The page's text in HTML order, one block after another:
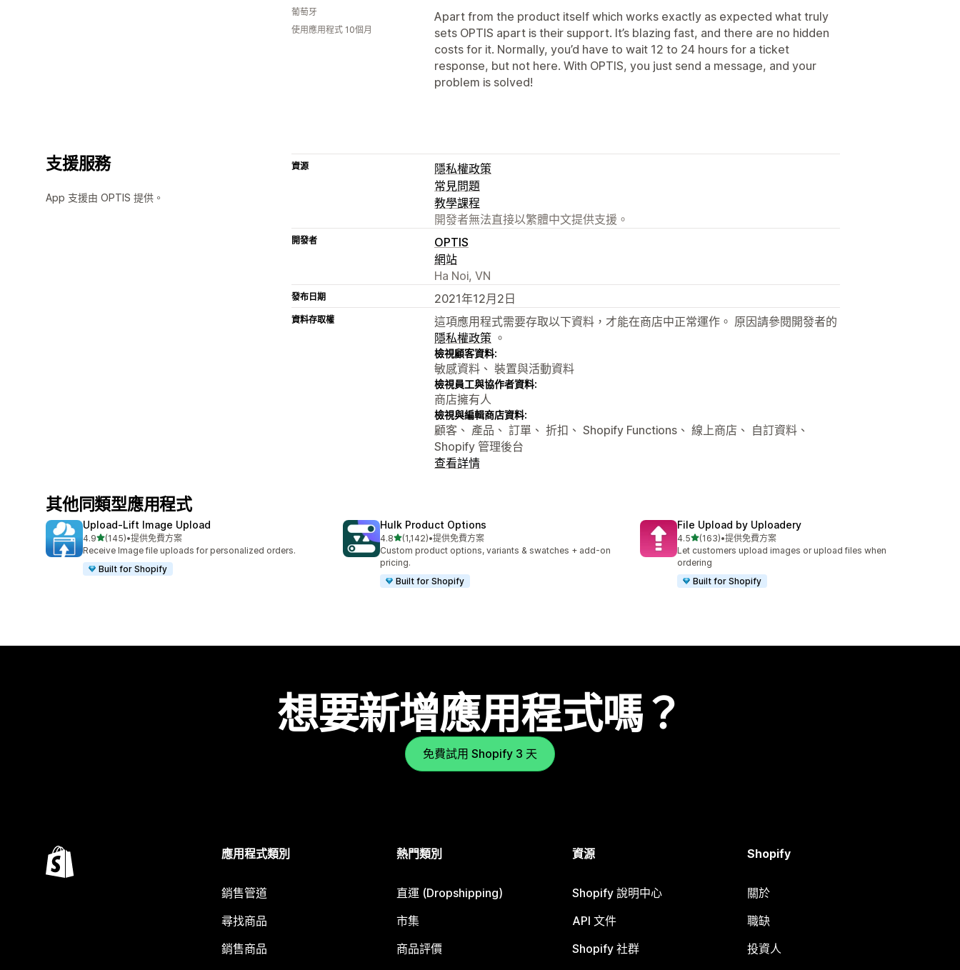
Apart from the product itself which works exactly as expected what truly
sets OPTIS apart is their support. It’s blazing fast, and there are no hidden
costs for it. Normally, you’d have to wait 12 to 24 hours for a ticket
response, but not here. With OPTIS, you just send a message, and your
problem is solved!
葡萄牙
使用應用程式 10個月
支援服務
App 支援由 OPTIS 提供。
資源
隱私權政策
常見問題
教學課程
開發者無法直接以繁體中文提供支援。
開發者
OPTIS
網站
Ha Noi, VN
發布日期 2021年12月2日
資料存取權
這項應用程式需要存取以下資料，才能在商店中正常運作。 原因請參閱開發者的
隱私權政策 。
檢視顧客資料:
敏感資料、 裝置與活動資料
檢視員工與協作者資料:
商店擁有人
檢視與編輯商店資料:
顧客、 產品、 訂單、 折扣、 Shopify Functions、 線上商店、 自訂資料、
Shopify 管理後台
查看詳情
其他同類型應用程式
Upload‑Lift Image Upload
4.9滿分 5 顆星
(145)
共有 145 則評價
•提供免費方案
Receive Image file uploads for personalized orders.
Built for Shopify
Hulk Product Options
4.8滿分 5 顆星
(1,142)
共有 1142 則評價
•提供免費方案
Custom product options, variants & swatches + add-on
pricing.
Built for Shopify
File Upload by Uploadery
4.5滿分 5 顆星
(163)
共有 163 則評價
•提供免費方案
Let customers upload images or upload files when
ordering
Built for Shopify
想要新增應用程式嗎？
免費試用 Shopify 3 天
應用程式類別
銷售管道
尋找商品
銷售商品
熱門類別
直運 (Dropshipping)
市集
商品評價
資源
Shopify 說明中心
API 文件
Shopify 社群
Shopify
關於
職缺
投資人